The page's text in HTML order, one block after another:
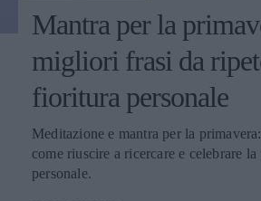
Mantra per la
migliori frasi da
fioritura personale
Meditazione e mantra per la
come riuscire a ricercare e celebrare
personale.